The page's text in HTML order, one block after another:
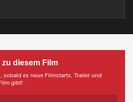
diesem Film
es neue Filmstarts, Trailer und
gibt!